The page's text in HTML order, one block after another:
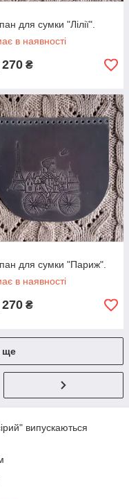
для сумки "Лілії".
в наявності
270 ₴
для сумки "Париж".
в наявності
270 ₴
ще
випускаються